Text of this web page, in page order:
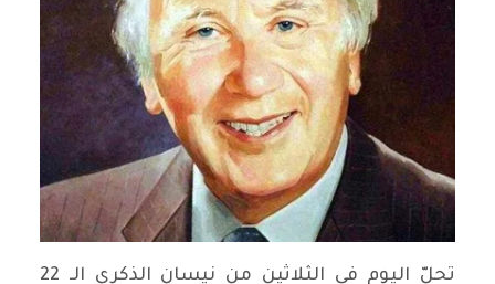
تحلّ اليوم في الثلاثين من نيسان الذكرى الـ 22